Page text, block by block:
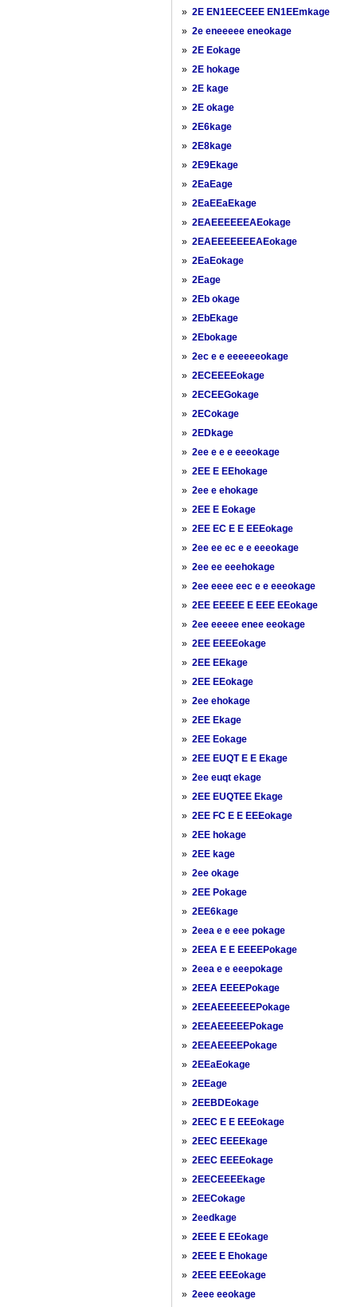
» 2E EN1EECEEE EN1EEmkage
» 2e eneeeee eneokage
» 2E Eokage
» 2E hokage
» 2E kage
» 2E okage
» 2E6kage
» 2E8kage
» 2E9Ekage
» 2EaEage
» 2EaEEaEkage
» 2EAEEEEEEAEokage
» 2EAEEEEEEEAEokage
» 2EaEokage
» 2Eage
» 2Eb okage
» 2EbEkage
» 2Ebokage
» 2ec e e eeeeeeokage
» 2ECEEEEokage
» 2ECEEGokage
» 2ECokage
» 2EDkage
» 2ee e e e eeeokage
» 2EE E EEhokage
» 2ee e ehokage
» 2EE E Eokage
» 2EE EC E E EEEokage
» 2ee ee ec e e eeeokage
» 2ee ee eeehokage
» 2ee eeee eec e e eeeokage
» 2EE EEEEE E EEE EEokage
» 2ee eeeee enee eeokage
» 2EE EEEEokage
» 2EE EEkage
» 2EE EEokage
» 2ee ehokage
» 2EE Ekage
» 2EE Eokage
» 2EE EUQT E E Ekage
» 2ee euqt ekage
» 2EE EUQTEE Ekage
» 2EE FC E E EEEokage
» 2EE hokage
» 2EE kage
» 2ee okage
» 2EE Pokage
» 2EE6kage
» 2eea e e eee pokage
» 2EEA E E EEEEPokage
» 2eea e e eeepokage
» 2EEA EEEEPokage
» 2EEAEEEEEEPokage
» 2EEAEEEEEPokage
» 2EEAEEEEPokage
» 2EEaEokage
» 2EEage
» 2EEBDEokage
» 2EEC E E EEEokage
» 2EEC EEEEkage
» 2EEC EEEEokage
» 2EECEEEEkage
» 2EECokage
» 2eedkage
» 2EEE E EEokage
» 2EEE E Ehokage
» 2EEE EEEokage
» 2eee eeokage